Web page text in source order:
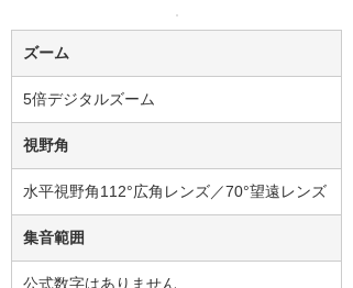
ズーム
5倍デジタルズーム
視野角
水平視野角112°広角レンズ／70°望遠レンズ
集音範囲
公式数字はありません